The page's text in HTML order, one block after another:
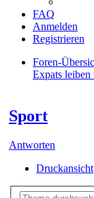
FAQ
Anmelden
Registrieren
Foren-
Expats
Sport
Antworten
Druckansicht